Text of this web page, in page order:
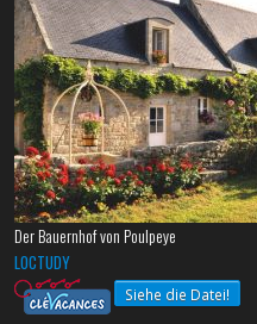
Der Bauernhof von Poulpeye
LOCTUDY
Siehe die Datei!